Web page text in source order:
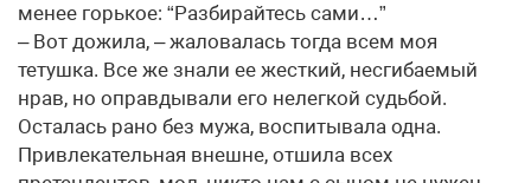
менее горькое: “Разбирайтесь сами…”
– Вот дожила, – жаловалась тогда всем моя
тетушка. Все же знали ее жесткий, несгибаемый
нрав, но оправдывали его нелегкой судьбой.
Осталась рано без мужа, воспитывала одна.
Привлекательная внешне, отшила всех